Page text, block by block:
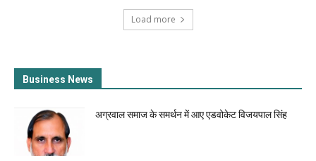
Load more
Business News
अग्रवाल समाज के समर्थन में आए एडवोकेट विजयपाल सिंह